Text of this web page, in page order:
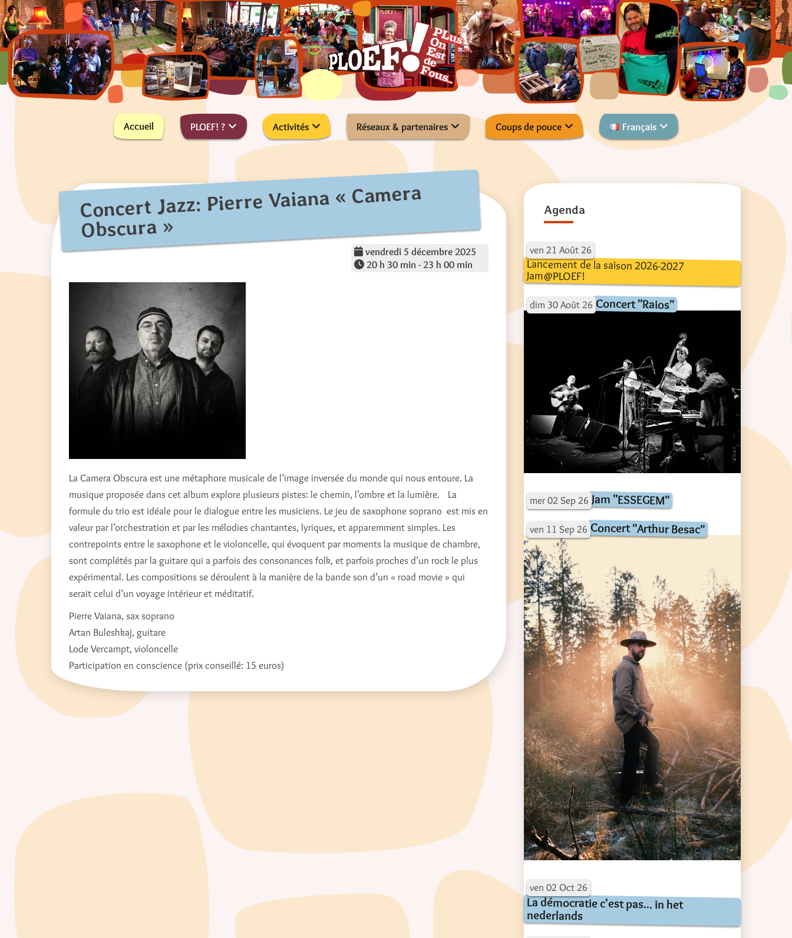
Skip
to
content
PLOEF!
PLus On Est de Fous !
Accueil PLOEF! ? Activités Réseaux & partenaires Coups de pouce Français
Concert Jazz: Pierre Vaiana « Camera
Obscura »
vendredi 5 décembre 2025
20 h 30 min - 23 h 00 min
La Camera Obscura est une métaphore musicale de l’image inversée du monde qui nous entoure. La
musique proposée dans cet album explore plusieurs pistes: le chemin, l’ombre et la lumière. La
formule du trio est idéale pour le dialogue entre les musiciens. Le jeu de saxophone soprano est mis en
valeur par l’orchestration et par les mélodies chantantes, lyriques, et apparemment simples. Les
contrepoints entre le saxophone et le violoncelle, qui évoquent par moments la musique de chambre,
sont complétés par la guitare qui a parfois des consonances folk, et parfois proches d’un rock le plus
expérimental. Les compositions se déroulent à la manière de la bande son d’un « road movie » qui
serait celui d’un voyage intérieur et méditatif.
Pierre Vaiana, sax soprano
Artan Buleshkaj, guitare
Lode Vercampt, violoncelle
Participation en conscience (prix conseillé: 15 euros)
Agenda
ven 21 Août 26
Lancement de la saison 2026-2027
Jam@PLOEF!
dim 30 Août 26 Concert "Raios"
mer 02 Sep 26 Jam "ESSEGEM"
ven 11 Sep 26 Concert "Arthur Besac"
ven 02 Oct 26
La démocratie c'est pas... in het
nederlands